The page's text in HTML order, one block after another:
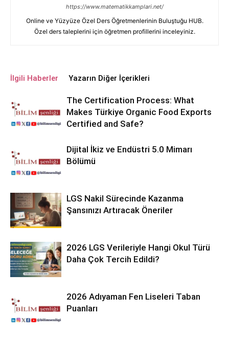
https://www.matematikkamplari.net/
Online ve Yüzyüze Özel Ders Öğretmenlerinin Buluştuğu HUB.
Özel ders taleplerini için öğretmen profillerini inceleyiniz.
İlgili Haberler Yazarın Diğer İçerikleri
The Certification Process: What
Makes Türkiye Organic Food Exports
Certified and Safe?
Dijital İkiz ve Endüstri 5.0 Mimarı
Bölümü
LGS Nakil Sürecinde Kazanma
Şansınızı Artıracak Öneriler
2026 LGS Verileriyle Hangi Okul Türü
Daha Çok Tercih Edildi?
2026 Adıyaman Fen Liseleri Taban
Puanları